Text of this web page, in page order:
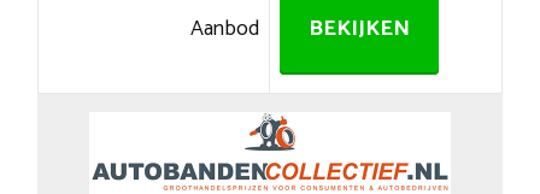
Aanbod BEKIJKEN